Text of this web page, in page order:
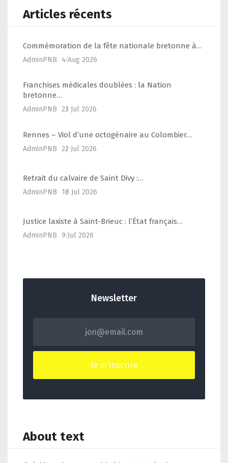
Articles récents
Commémoration de la fête nationale bretonne à…
AdminPNB 4 Aug 2026
Franchises médicales doublées : la Nation
bretonne…
AdminPNB 23 Jul 2026
Rennes – Viol d’une octogénaire au Colombier…
AdminPNB 22 Jul 2026
Retrait du calvaire de Saint Divy :…
AdminPNB 18 Jul 2026
Justice laxiste à Saint-Brieuc : l’État français…
AdminPNB 9 Jul 2026
Newsletter
About text